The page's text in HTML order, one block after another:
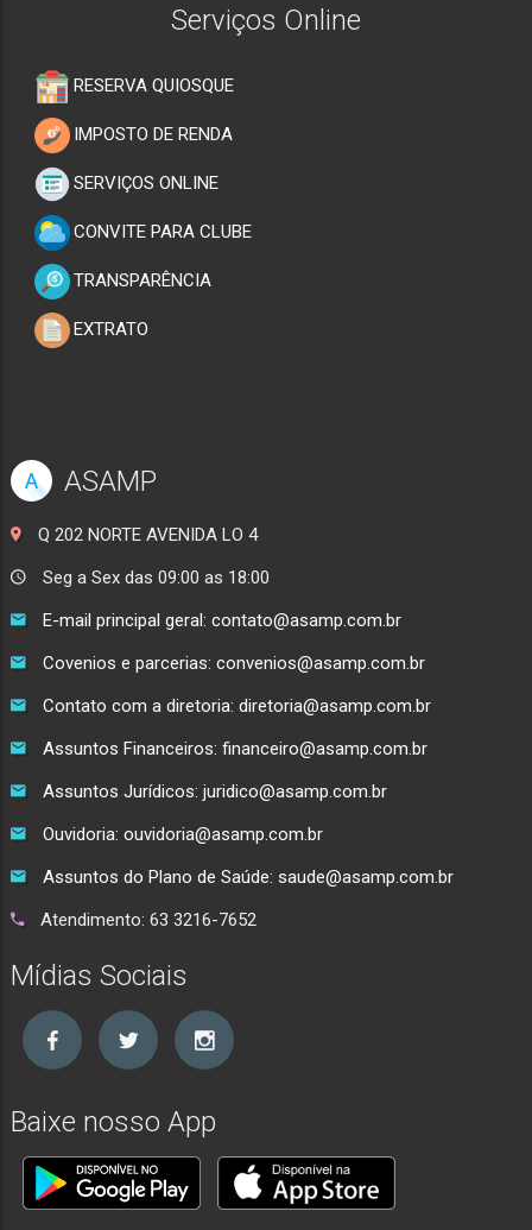
Serviços Online
RESERVA QUIOSQUE
IMPOSTO DE RENDA
SERVIÇOS ONLINE
CONVITE PARA CLUBE
TRANSPARÊNCIA
EXTRATO
A ASAMP
Q 202 NORTE AVENIDA LO 4
Seg a Sex das 09:00 as 18:00
E-mail principal geral: contato@asamp.com.br
Covenios e parcerias: convenios@asamp.com.br
Contato com a diretoria: diretoria@asamp.com.br
Assuntos Financeiros: financeiro@asamp.com.br
Assuntos Jurídicos: juridico@asamp.com.br
Ouvidoria: ouvidoria@asamp.com.br
Assuntos do Plano de Saúde: saude@asamp.com.br
Atendimento: 63 3216-7652
Mídias Sociais
Baixe nosso App